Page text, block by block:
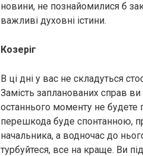
новини, не познайомилися б
важливі духовні істини.
Козеріг
В ці дні у вас не складуться
Замість запланованих справ ви
останнього моменту не
перешкода буде спонтанною,
начальника, а водночас до
турбуйтеся, все на краще. Ви